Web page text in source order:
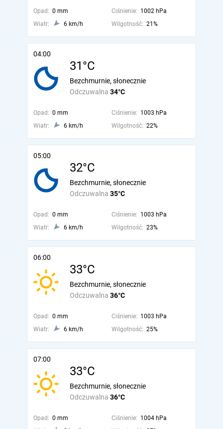
Opad: 0 mm Ciśnienie: 1002 hPa
Wiatr:
6 km/h Wilgotność: 21%
04:00
31°C
Odczuwalna 34°C
Bezchmurnie, słonecznie
Opad: 0 mm Ciśnienie: 1003 hPa
Wiatr:
6 km/h Wilgotność: 22%
05:00
32°C
Odczuwalna 35°C
Bezchmurnie, słonecznie
Opad: 0 mm Ciśnienie: 1003 hPa
Wiatr:
6 km/h Wilgotność: 23%
06:00
33°C
Odczuwalna 36°C
Bezchmurnie, słonecznie
Opad: 0 mm Ciśnienie: 1003 hPa
Wiatr:
6 km/h Wilgotność: 25%
07:00
33°C
Odczuwalna 36°C
Bezchmurnie, słonecznie
Opad: 0 mm Ciśnienie: 1004 hPa